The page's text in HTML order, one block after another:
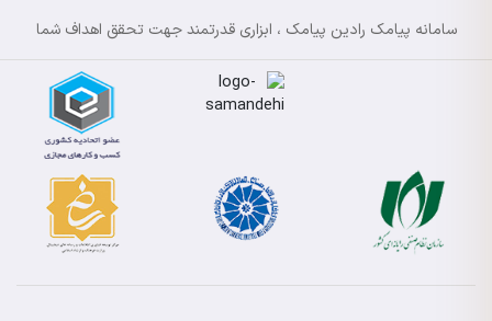
سامانه پیامک رادین پیامک ، ابزاری قدرتمند جهت تحقق اهداف شما